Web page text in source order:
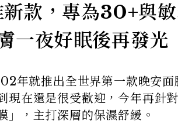
款，專為30+與
一夜好眠後再發光
年就推出全世界第一款晚安面
現在還是很受歡迎，今年再針
」，主打深層的保濕舒緩。